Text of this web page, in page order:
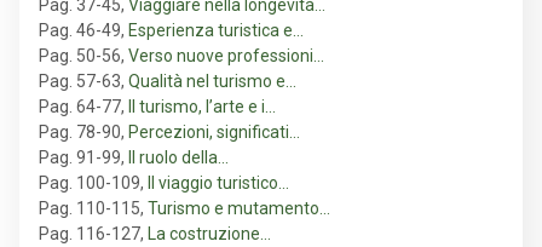
Pag. 37-45, Viaggiare nella longevità…
Pag. 46-49, Esperienza turistica e…
Pag. 50-56, Verso nuove professioni…
Pag. 57-63, Qualità nel turismo e…
Pag. 64-77,
Il turismo, l’arte e i…
Pag. 78-90, Percezioni, significati…
Pag. 91-99,
Il ruolo della…
Pag. 100-109,
Il viaggio turistico…
Pag. 110-115, Turismo e mutamento…
Pag. 116-127,
La costruzione…